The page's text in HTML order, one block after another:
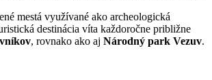
mestá využívané ako archeologická
destinácia víta každoročne približne
, rovnako ako aj Národný park Vezuv.